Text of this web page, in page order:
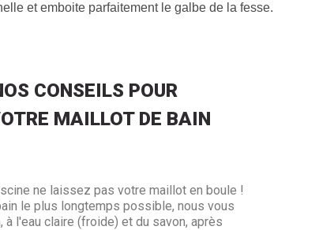
et emboite parfaitement le galbe de la fesse.
CONSEILS POUR
MAILLOT DE BAIN
ne laissez pas votre maillot en boule !
le plus longtemps possible, nous vous
l'eau claire (froide) et du savon, après